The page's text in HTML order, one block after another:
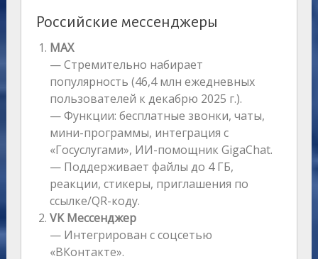
Российские мессенджеры
MAX
— Стремительно набирает
популярность (46,4 млн ежедневных
пользователей к декабрю 2025 г.).
— Функции: бесплатные звонки, чаты,
мини-программы, интеграция с
«Госуслугами», ИИ-помощник GigaChat.
— Поддерживает файлы до 4 ГБ,
реакции, стикеры, приглашения по
ссылке/QR-коду.
VK Мессенджер
— Интегрирован с соцсетью
«ВКонтакте».